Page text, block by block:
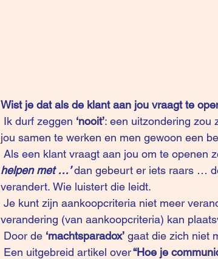
Wist je dat als de klant aan jou vraagt te
Ik durf zeggen ‘nooit’: een uitzondering zou
jou samen te werken en men gewoon een
Als een klant vraagt aan jou om te openen
helpen met …’ dan gebeurt er iets raars …
verandert. Wie luistert die leidt.
verandering (van aankoopcriteria) kan
Door de ‘machtsparadox’ gaat die zich niet
Een uitgebreid artikel over “Hoe je